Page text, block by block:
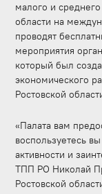
малого и
области на
проводят
мероприятия
который был
экономического
Ростовской
«Палата вам
воспользуетесь
активности и
ТПП РО Николай
Ростовской